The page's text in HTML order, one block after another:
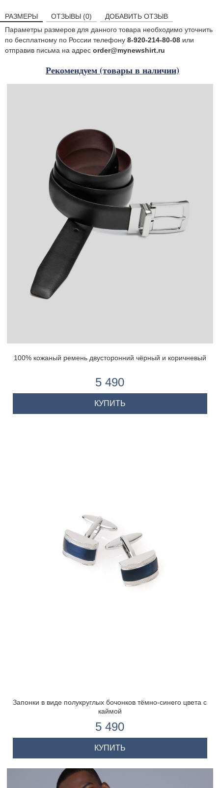
РАЗМЕРЫ ОТЗЫВЫ (0)
ДОБАВИТЬ ОТЗЫВ
Параметры размеров для данного товара необходимо уточнить
по бесплатному по России телефону 8-920-214-80-08 или
отправив письма на адрес order@mynewshirt.ru
Рекомендуем (товары в наличии)
100% кожаный ремень двусторонний чёрный и коричневый
5 490
КУПИТЬ
Запонки в виде полукруглых бочонков тёмно-синего цвета с
каймой
5 490
КУПИТЬ